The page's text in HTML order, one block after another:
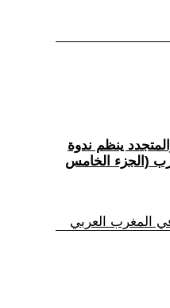
ينظم ندوة
(الجزء الخامس
في المغرب العربي